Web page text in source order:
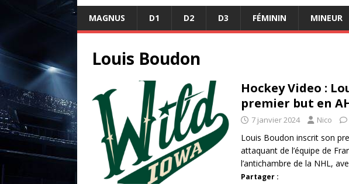
MAGNUS D1 D2 D3 FÉMININ MINEUR
Louis Boudon
Hockey Video :
premier but en
7 janvier 2024 Nico
Louis Boudon inscrit son
attaquant de l’équipe de
l’antichambre de la NHL,
Partager :